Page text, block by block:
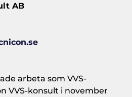
AB
arbeta som VVS-
VVS-konsult i november